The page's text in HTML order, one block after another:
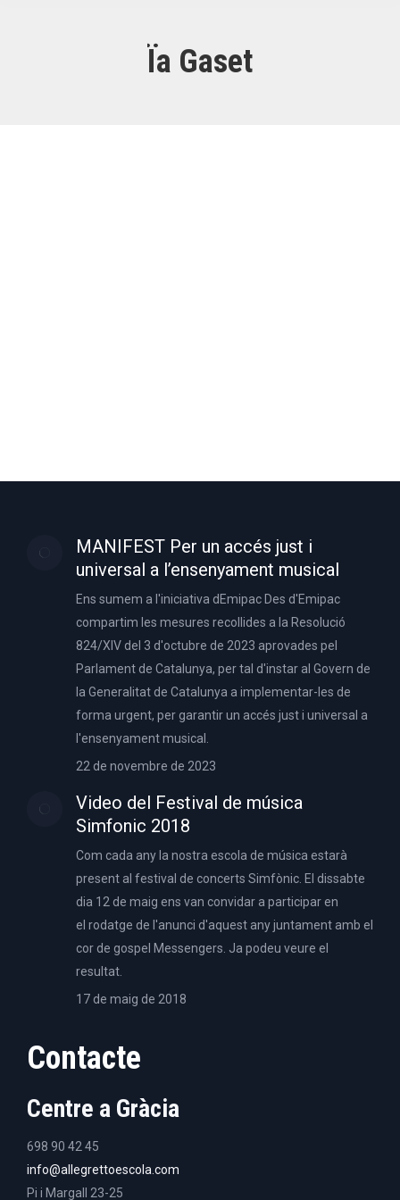
Ïa Gaset
MANIFEST Per un accés just i
universal a l’ensenyament musical
Ens sumem a l'iniciativa dEmipac Des d'Emipac
compartim les mesures recollides a la Resolució
824/XIV del 3 d'octubre de 2023 aprovades pel
Parlament de Catalunya, per tal d'instar al Govern de
la Generalitat de Catalunya a implementar-les de
forma urgent, per garantir un accés just i universal a
l'ensenyament musical.
22 de novembre de 2023
Video del Festival de música
Simfonic 2018
Com cada any la nostra escola de música estarà
present al festival de concerts Simfònic. El dissabte
dia 12 de maig ens van convidar a participar en
el rodatge de l'anunci d'aquest any juntament amb el
cor de gospel Messengers. Ja podeu veure el
resultat.
17 de maig de 2018
Contacte
Centre a Gràcia
698 90 42 45
info@allegrettoescola.com
Pi i Margall 23-25